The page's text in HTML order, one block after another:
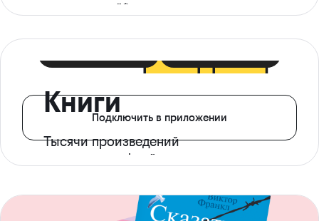
ограничений*
Книги
Тысячи произведений
с доступом офлайн
Подключить в приложении